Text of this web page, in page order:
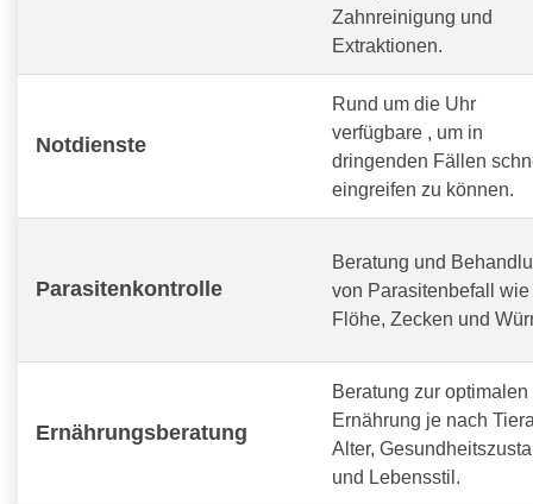
Zahnreinigung und
Extraktionen.
Notdienste
Rund um die Uhr
verfügbare , um in
dringenden Fällen
eingreifen zu können.
Parasitenkontrolle
Beratung und
von Parasitenbefall wie
Flöhe, Zecken und
Ernährungsberatung
Beratung zur optimalen
Ernährung je nach
Alter,
und Lebensstil.